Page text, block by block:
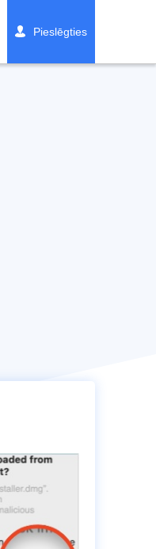
Pieslēgties